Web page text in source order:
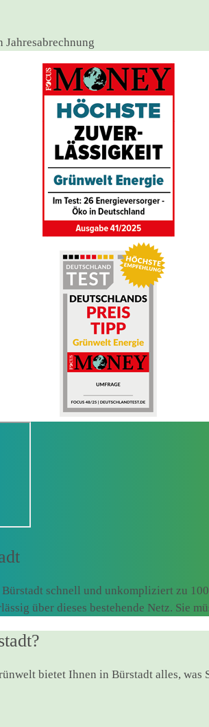
Jahresabrechnung
schnell und unkompliziert zu
über dieses bestehende Netz. Sie
bietet Ihnen in Bürstadt alles, was